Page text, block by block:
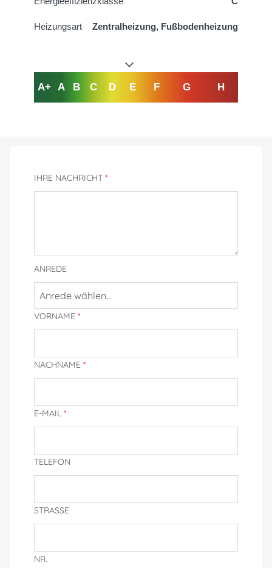
Heizungsart Zentralheizung, Fußbodenheizung
A+ A B C D E F G H
IHRE NACHRICHT *
ANREDE
VORNAME *
NACHNAME *
E-MAIL *
TELEFON
STRASSE
NR.